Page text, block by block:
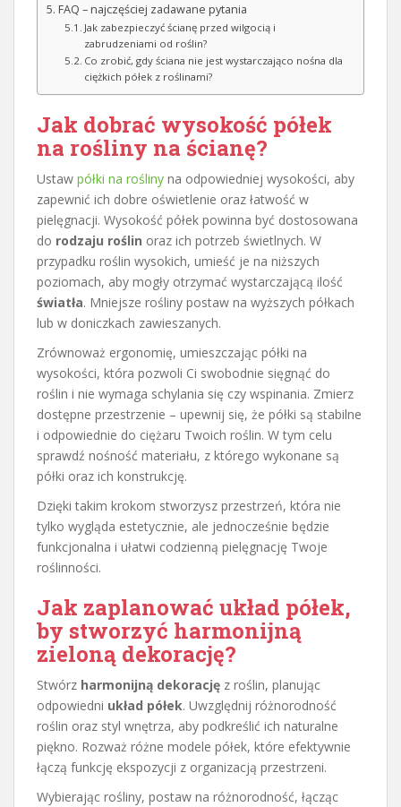
FAQ – najczęściej zadawane pytania
Jak zabezpieczyć ścianę przed wilgocią i
zabrudzeniami od roślin?
Co zrobić, gdy ściana nie jest wystarczająco nośna dla
ciężkich półek z roślinami?
Jak dobrać wysokość półek
na rośliny na ścianę?
Ustaw półki na rośliny na odpowiedniej wysokości, aby
zapewnić ich dobre oświetlenie oraz łatwość w
pielęgnacji. Wysokość półek powinna być dostosowana
do rodzaju roślin oraz ich potrzeb świetlnych. W
przypadku roślin wysokich, umieść je na niższych
poziomach, aby mogły otrzymać wystarczającą ilość
światła. Mniejsze rośliny postaw na wyższych półkach
lub w doniczkach zawieszanych.
Zrównoważ ergonomię, umieszczając półki na
wysokości, która pozwoli Ci swobodnie sięgnąć do
roślin i nie wymaga schylania się czy wspinania. Zmierz
dostępne przestrzenie – upewnij się, że półki są stabilne
i odpowiednie do ciężaru Twoich roślin. W tym celu
sprawdź nośność materiału, z którego wykonane są
półki oraz ich konstrukcję.
Dzięki takim krokom stworzysz przestrzeń, która nie
tylko wygląda estetycznie, ale jednocześnie będzie
funkcjonalna i ułatwi codzienną pielęgnację Twoje
roślinności.
Jak zaplanować układ półek,
by stworzyć harmonijną
zieloną dekorację?
Stwórz harmonijną dekorację z roślin, planując
odpowiedni układ półek. Uwzględnij różnorodność
roślin oraz styl wnętrza, aby podkreślić ich naturalne
piękno. Rozważ różne modele półek, które efektywnie
łączą funkcję ekspozycji z organizacją przestrzeni.
Wybierając rośliny, postaw na różnorodność, łącząc